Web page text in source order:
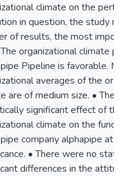
climate on the
in question, the study
of results, the most
organizational climate
Pipeline is favorable.
averages of the
are of medium size. •
significant effect of the
climate on the
company alphapipe at
• There were no
differences in the